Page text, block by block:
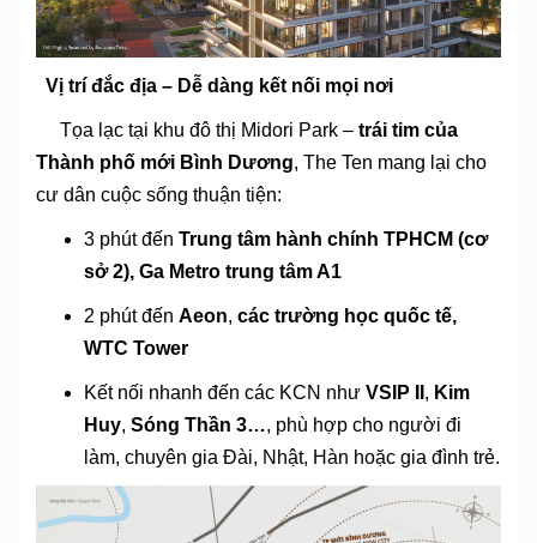
Vị trí đắc địa – Dễ dàng kết nối mọi nơi
Tọa lạc tại khu đô thị Midori Park – trái tim của
Thành phố mới Bình Dương, The Ten mang lại cho
cư dân cuộc sống thuận tiện:
3 phút đến Trung tâm hành chính TPHCM (cơ
sở 2), Ga Metro trung tâm A1
2 phút đến Aeon, các trường học quốc tế,
WTC Tower
Kết nối nhanh đến các KCN như VSIP II , Kim
Huy, Sóng Thần 3…, phù hợp cho người đi
làm, chuyên gia Đài, Nhật, Hàn hoặc gia đình trẻ.